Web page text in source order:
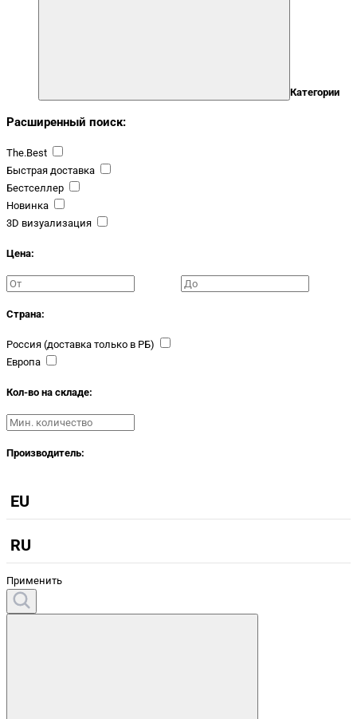
Категории
Расширенный поиск:
The.Best
Быстрая доставка
Бестселлер
Новинка
3D визуализация
Цена:
Страна:
Россия (доставка только в РБ)
Европа
Кол-во на складе:
Производитель:
EU
RU
Применить